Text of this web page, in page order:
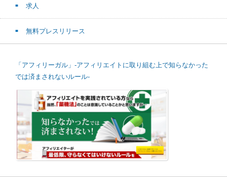
求人
無料プレスリリース
「アフィリーガル」-アフィリエイトに取り組む上で知らなかった
では済まされないルール-